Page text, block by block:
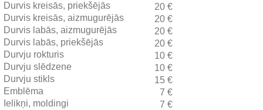
Durvis kreisās, priekšējās
20 €
Durvis kreisās, aizmugurējās
20 €
Durvis labās, aizmugurējās
20 €
Durvis labās, priekšējās
20 €
Durvju rokturis
10 €
Durvju slēdzene
10 €
Durvju stikls
15 €
Emblēma
7 €
Ielikņi, moldingi
7 €